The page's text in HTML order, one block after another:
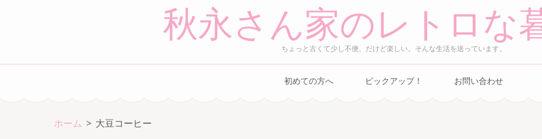
秋永さん家のレトロな
ちょっと古くて少し不便、だけど楽しい。そんな生活を送っています。
初めての方へ ピックアップ！ お問い合わせ
ホーム > 大豆コーヒー